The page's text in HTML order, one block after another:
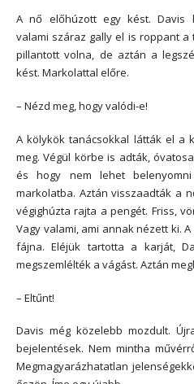
A nő előhúzott egy kést. Davis
valami száraz gally el is roppant
pillantott volna, de aztán a
kést. Markolattal előre.
– Nézd meg, hogy valódi-e!
A kölykök tanácsokkal látták el a
meg. Végül körbe is adták,
és hogy nem lehet
markolatba. Aztán visszaadták a
végighúzta rajta a pengét. Friss,
Vagy valami, ami annak nézett ki.
fájna. Eléjük tartotta a karját,
megszemlélték a vágást. Aztán
– Eltűnt!
Davis még közelebb mozdult.
bejelentések. Nem mintha
Megmagyarázhatatlan